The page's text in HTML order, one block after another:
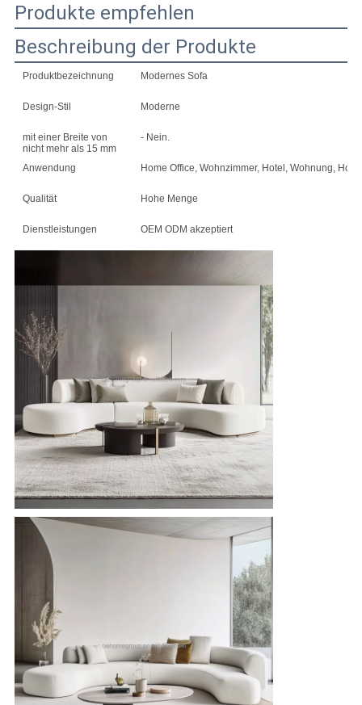
Produkte empfehlen
Beschreibung der Produkte
Produktbezeichnung Modernes Sofa
Design-Stil Moderne
mit einer Breite von
nicht mehr als 15 mm
- Nein.
Anwendung Home Office, Wohnzimmer, Hotel, Wohnung,
Qualität Hohe Menge
Dienstleistungen OEM ODM akzeptiert